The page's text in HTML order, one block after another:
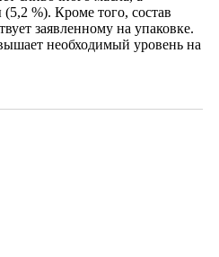
%). Кроме того, состав
заявленному на упаковке.
необходимый уровень на